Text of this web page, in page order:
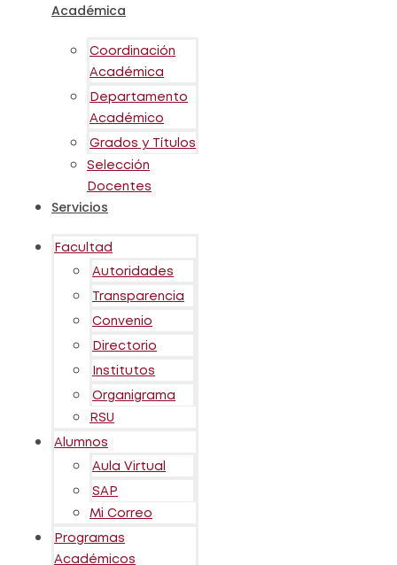
Académica
Coordinación
Académica
Departamento
Académico
Grados y Títulos
Selección
Docentes
Servicios
Facultad
Autoridades
Transparencia
Convenio
Directorio
Institutos
Organigrama
RSU
Alumnos
Aula Virtual
SAP
Mi Correo
Programas
Académicos